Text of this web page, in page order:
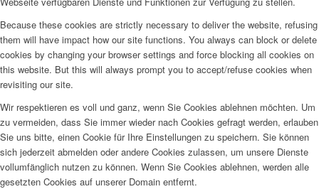
Because these cookies are strictly necessary to deliver the website, refusing
them will have impact how our site functions. You always can block or delete
cookies by changing your browser settings and force blocking all cookies on
this website. But this will always prompt you to accept/refuse cookies when
revisiting our site.
Wir respektieren es voll und ganz, wenn Sie Cookies ablehnen möchten. Um
zu vermeiden, dass Sie immer wieder nach Cookies gefragt werden, erlauben
Sie uns bitte, einen Cookie für Ihre Einstellungen zu speichern. Sie können
sich jederzeit abmelden oder andere Cookies zulassen, um unsere Dienste
vollumfänglich nutzen zu können. Wenn Sie Cookies ablehnen, werden alle
gesetzten Cookies auf unserer Domain entfernt.